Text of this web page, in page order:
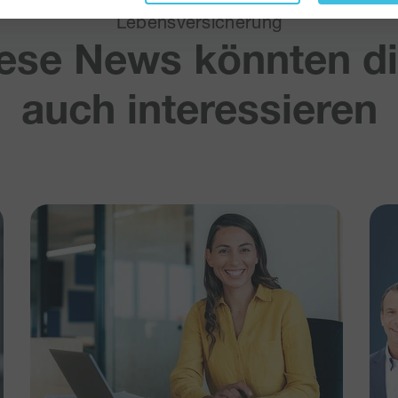
Lebensversicherung
News könnten
auch interessieren